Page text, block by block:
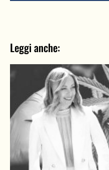
Leggi anche: